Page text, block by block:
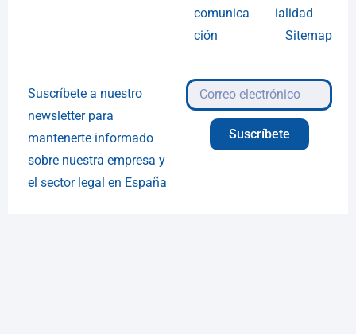
comunica
ción
ialidad
Sitemap
Suscríbete a nuestro
newsletter para
mantenerte informado
sobre nuestra empresa y
el sector legal en España
Suscríbete